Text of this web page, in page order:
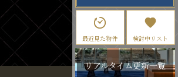
最近見た物件 検討中リスト
リアルタイム更新一覧